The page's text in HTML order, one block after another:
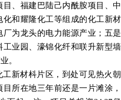
、福建巴陆己内酰胺项目、中
和耀隆化工等组成的化工新材
为龙头的电力能源产业；五是
业园、濠锦化纤和联升新型墙
。
新材枓片区，到处可见热火朝
所在地三年前还是一片滩涂，